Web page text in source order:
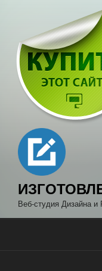
содержимому
Веб-студия Дизайна